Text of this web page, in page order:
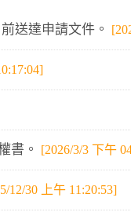
送達申請文件。
書。 [2026/3/3 下午
12/30 上午 11:20:53]